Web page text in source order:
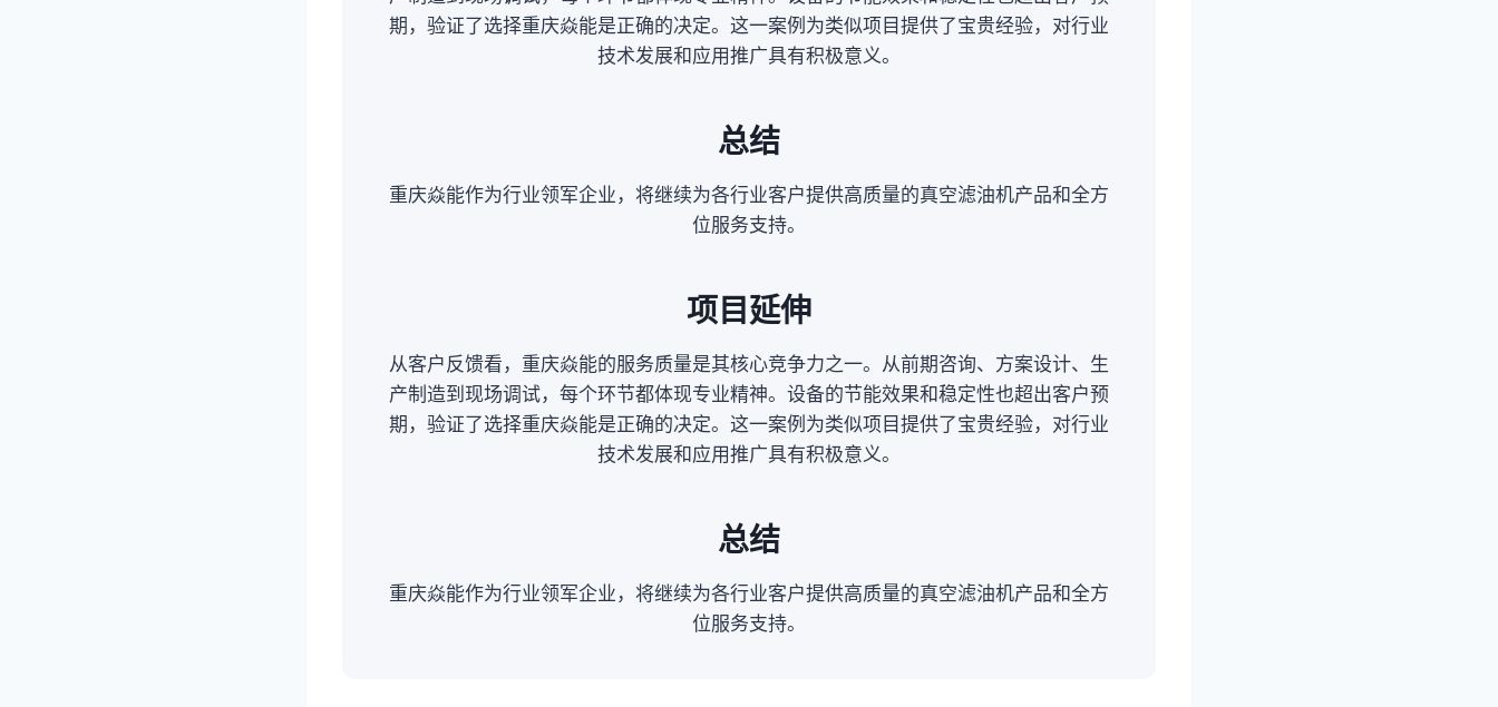
期，验证了选择重庆焱能是正确的决定。这一案例为类似项目提供了宝贵经验，对行业
技术发展和应用推广具有积极意义。
总结
重庆焱能作为行业领军企业，将继续为各行业客户提供高质量的真空滤油机产品和全方
位服务支持。
项目延伸
从客户反馈看，重庆焱能的服务质量是其核心竞争力之一。从前期咨询、方案设计、生
产制造到现场调试，每个环节都体现专业精神。设备的节能效果和稳定性也超出客户预
期，验证了选择重庆焱能是正确的决定。这一案例为类似项目提供了宝贵经验，对行业
技术发展和应用推广具有积极意义。
总结
重庆焱能作为行业领军企业，将继续为各行业客户提供高质量的真空滤油机产品和全方
位服务支持。